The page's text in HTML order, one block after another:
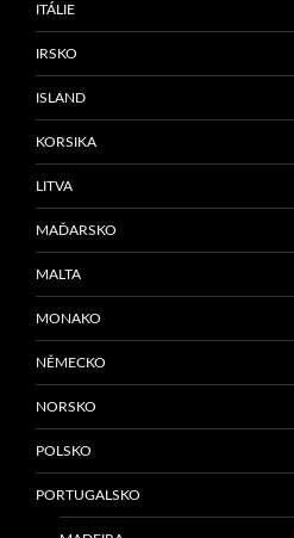
ITÁLIE
IRSKO
ISLAND
KORSIKA
LITVA
MAĎARSKO
MALTA
MONAKO
NĚMECKO
NORSKO
POLSKO
PORTUGALSKO